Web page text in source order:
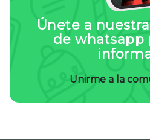
Únete a
de whatsapp
Unirme a la